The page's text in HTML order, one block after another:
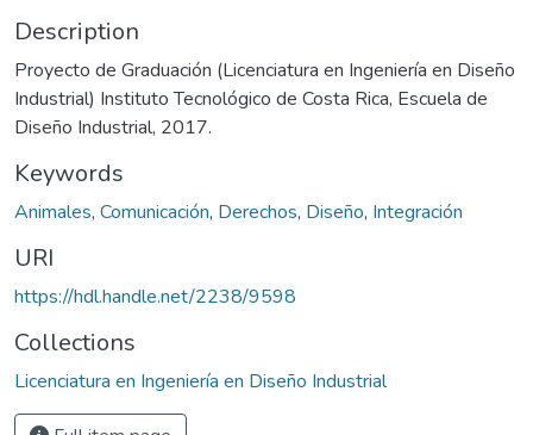
Description
Proyecto de Graduación (Licenciatura en Ingeniería en Diseño
Industrial) Instituto Tecnológico de Costa Rica, Escuela de
Diseño Industrial, 2017.
Keywords
Animales, Comunicación, Derechos, Diseño, Integración
URI
https://hdl.handle.net/2238/9598
Collections
Licenciatura en Ingeniería en Diseño Industrial